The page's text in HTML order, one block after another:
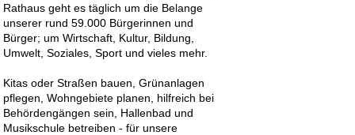
Rathaus geht es täglich um die Belange
unserer rund 59.000 Bürgerinnen und
Bürger; um Wirtschaft, Kultur, Bildung,
Umwelt, Soziales, Sport und vieles mehr.
Kitas oder Straßen bauen, Grünanlagen
pflegen, Wohngebiete planen, hilfreich bei
Behördengängen sein, Hallenbad und
Musikschule betreiben - für unsere